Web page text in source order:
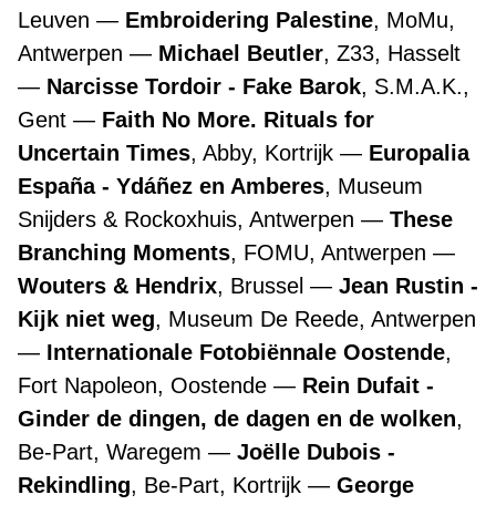
Leuven
Embroidering Palestine, MoMu,
Antwerpen
Michael Beutler, Z33, Hasselt
Narcisse Tordoir - Fake Barok, S.M.A.K.,
Gent
Faith No More. Rituals for
Uncertain Times, Abby, Kortrijk
Europalia
España - Ydáñez en Amberes, Museum
Snijders & Rockoxhuis, Antwerpen
These
Branching Moments, FOMU, Antwerpen
Wouters & Hendrix, Brussel
Jean Rustin -
Kijk niet weg, Museum De Reede, Antwerpen
Internationale Fotobiënnale Oostende,
Fort Napoleon, Oostende
Rein Dufait -
Ginder de dingen, de dagen en de wolken,
Be-Part, Waregem
Joëlle Dubois -
Rekindling, Be-Part, Kortrijk
George